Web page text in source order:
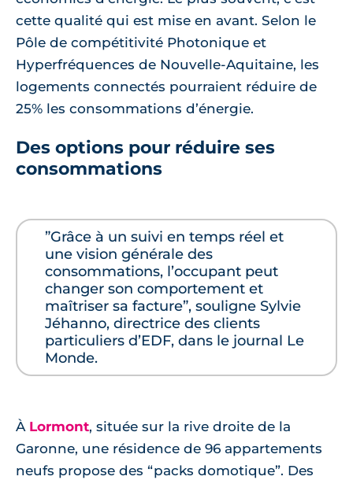
cette qualité qui est mise en avant. Selon le
Pôle de compétitivité Photonique et
Hyperfréquences de Nouvelle-Aquitaine, les
logements connectés pourraient réduire de
25% les consommations d’énergie.
Des options pour réduire ses
consommations
”Grâce à un suivi en temps réel et
une vision générale des
consommations, l’occupant peut
changer son comportement et
maîtriser sa facture”, souligne Sylvie
Jéhanno, directrice des clients
particuliers d’EDF, dans le journal Le
Monde.
À Lormont, située sur la rive droite de la
Garonne, une résidence de 96 appartements
neufs propose des “packs domotique”. Des